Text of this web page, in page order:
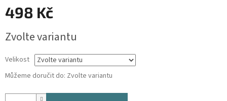
498 Kč
cena:
Zvolte variantu
Velikost
Můžeme doručit do: Zvolte variantu